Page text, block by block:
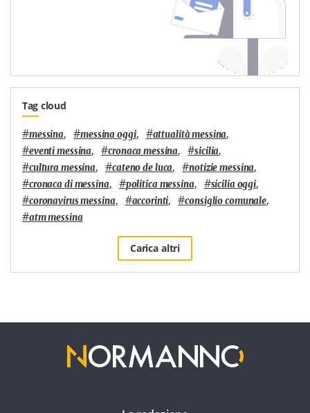
Tag cloud
#messina, #messina oggi, #attualità messina,
#eventi messina, #cronaca messina, #sicilia,
#cultura messina, #cateno de luca, #notizie messina,
#cronaca di messina, #politica messina, #sicilia oggi,
#coronavirus messina, #accorinti, #consiglio comunale,
#atm messina
Carica altri